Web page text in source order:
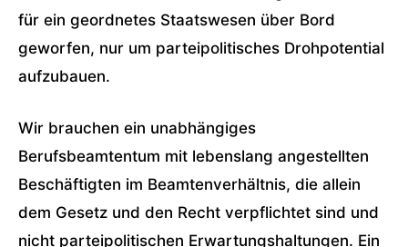
für ein geordnetes Staatswesen über Bord
geworfen, nur um parteipolitisches Drohpotential
aufzubauen.
Wir brauchen ein unabhängiges
Berufsbeamtentum mit lebenslang angestellten
Beschäftigten im Beamtenverhältnis, die allein
dem Gesetz und den Recht verpflichtet sind und
nicht parteipolitischen Erwartungshaltungen. Ein